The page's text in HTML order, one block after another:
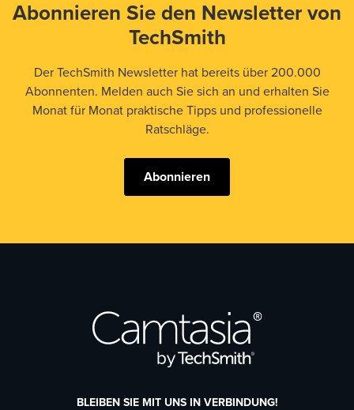
Abonnieren Sie den Newsletter von
TechSmith
Der TechSmith Newsletter hat bereits über 200.000
Abonnenten. Melden auch Sie sich an und erhalten Sie
Monat für Monat praktische Tipps und professionelle
Ratschläge.
Abonnieren
BLEIBEN SIE MIT UNS IN VERBINDUNG!